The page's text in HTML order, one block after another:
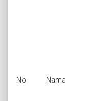
No Nama